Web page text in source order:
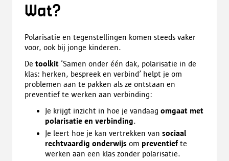
Wat?
Polarisatie en tegenstellingen komen steeds vaker
voor, ook bij jonge kinderen.
De toolkit ‘Samen onder één dak, polarisatie in de
klas: herken, bespreek en verbind’ helpt je om
problemen aan te pakken als ze ontstaan en
preventief te werken aan verbinding:
Je krijgt inzicht in hoe je vandaag omgaat met
polarisatie en verbinding.
Je leert hoe je kan vertrekken van sociaal
rechtvaardig onderwijs om preventiefte
werken aan een klas zonder polarisatie.